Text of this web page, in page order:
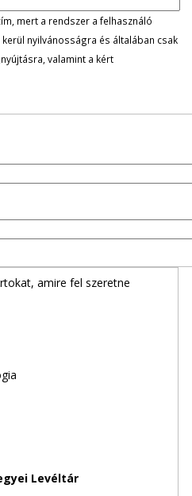
mert a rendszer a felhasználó
nyilvánosságra és általában csak
valamint a kért
amire fel szeretne
Levéltár